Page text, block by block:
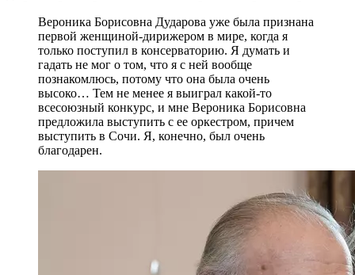
Вероника Борисовна Дударова уже была признана
первой женщиной-дирижером в мире, когда я
только поступил в консерваторию. Я думать и
гадать не мог о том, что я с ней вообще
познакомлюсь, потому что она была очень
высоко… Тем не менее я выиграл какой-то
всесоюзный конкурс, и мне Вероника Борисовна
предложила выступить с ее оркестром, причем
выступить в Сочи. Я, конечно, был очень
благодарен.